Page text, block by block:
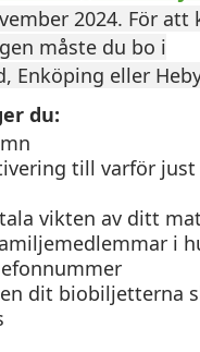
2024. För att
måste du bo i
Enköping eller
du:
till varför just
vikten av ditt
i
dit biobiljetterna